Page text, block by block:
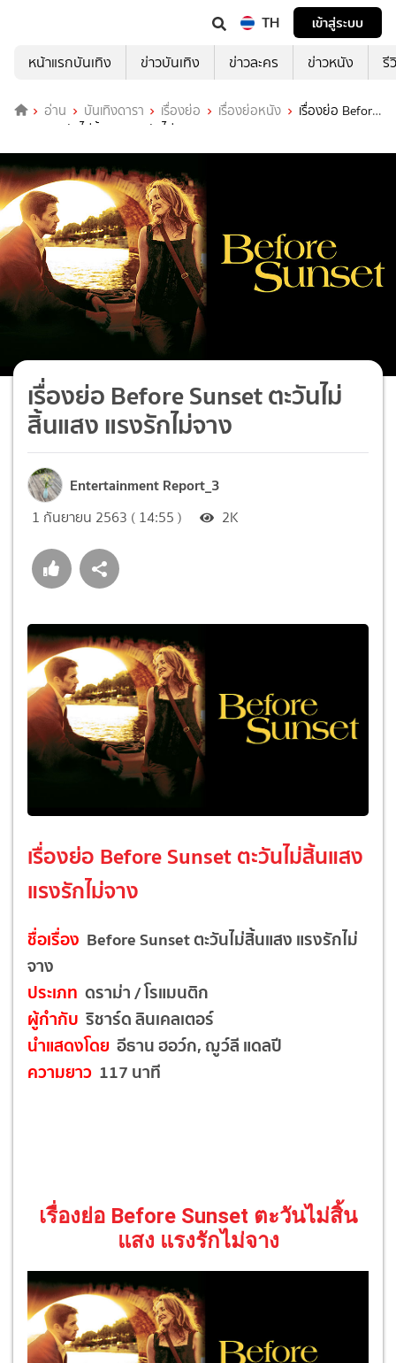
TH
เข้าสู่ระบบ
หน้าแรกบันเทิง
ข่าวบันเทิง ข่าวละคร ข่าวหนัง รี
อ่าน บันเทิงดารา เรื่องย่อ เรื่องย่อหนัง
เรื่องย่อ Before
Sunset ตะวันไม่สิ้นแสง แรงรักไม่จาง
เรื่องย่อ Before Sunset ตะวันไม่
สิ้นแสง แรงรักไม่จาง
Entertainment Report_3
1 กันยายน 2563 ( 14:55 ) 2K
เรื่องย่อ Before Sunset ตะวันไม่สิ้นแสง
แรงรักไม่จาง
ชื่อเรื่อง Before Sunset ตะวันไม่สิ้นแสง แรงรักไม่
จาง
ประเภท ดราม่า / โรแมนติก
ผู้กำกับ ริชาร์ด ลินเคลเตอร์
นำแสดงโดย อีธาน ฮอว์ก, ฌูว์ลี แดลปี
ความยาว 117 นาที
เรื่องย่อ Before Sunset ตะวันไม่สิ้น
แสง แรงรักไม่จาง